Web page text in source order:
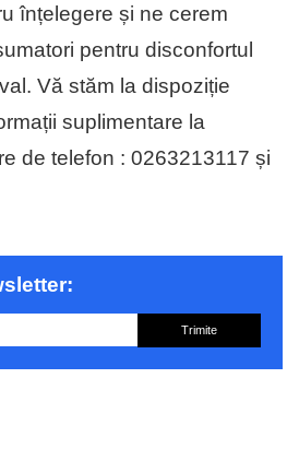
înțelegere și ne cerem
pentru disconfortul
Vă stăm la dispoziție
suplimentare la
de telefon : 0263213117 și
Trimite